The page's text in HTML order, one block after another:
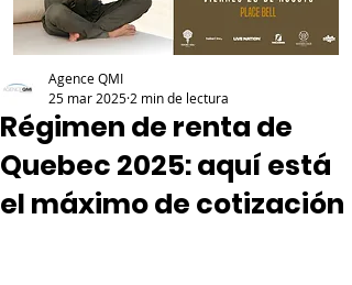
Régimen de renta de
Quebec 2025: aquí está
el máximo de cotización
Agence QMI
25 mar 2025 2 min de lectura